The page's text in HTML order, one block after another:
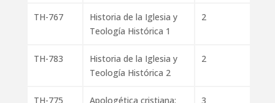
TH-767
Historia de la Iglesia y
Teología Histórica 1
2
TH-783
Historia de la Iglesia y
Teología Histórica 2
2
TH-775 Apologética cristiana: 3